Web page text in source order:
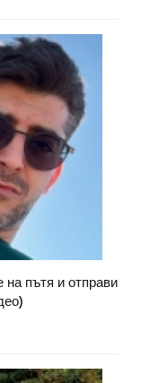
пътя и отправи